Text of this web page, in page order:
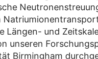
Längen- und
unseren
Birmingham